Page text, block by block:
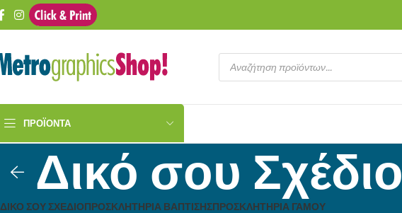
ΠΡΟΪΌΝΤΑ
Δικό σου Σχέδιο
ΔΙΚΌ ΣΟΥ ΣΧΈΔΙΟΠΡΟΣΚΛΗΤΉΡΙΑ ΒΆΠΤΙΣΗΣΠΡΟΣΚΛΗΤΉΡΙΑ ΓΆΜΟΥ